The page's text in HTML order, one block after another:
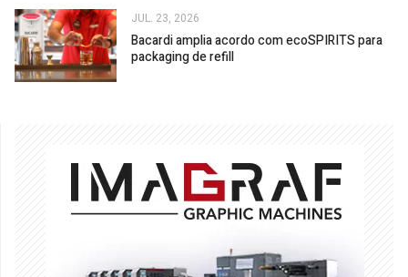
JUL. 23, 2026
Bacardi amplia acordo com ecoSPIRITS para
packaging de refill